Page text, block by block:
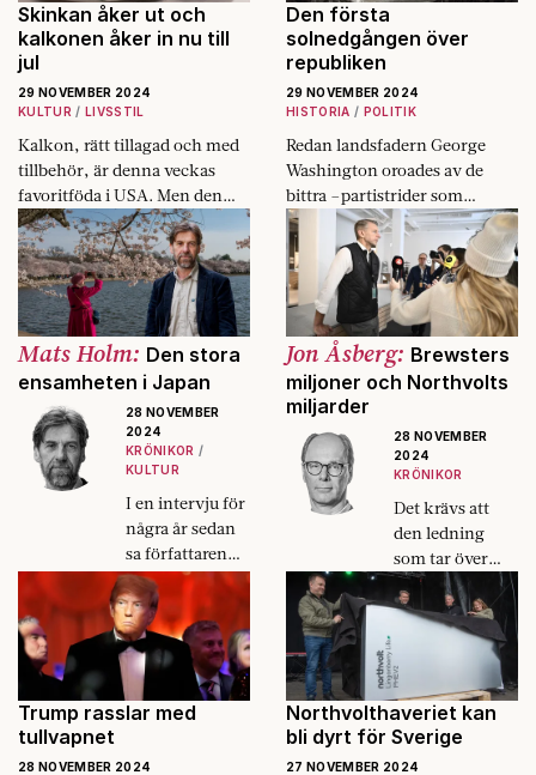
Skinkan åker ut och
kalkonen åker in nu till
jul
29 NOVEMBER 2024
KULTUR
LIVSSTIL
Kalkon, rätt tillagad och med
tillbehör, är denna veckas
favoritföda i USA. Men den
började på julbordet – och bör
hamna där igen.
Den första
solnedgången över
republiken
29 NOVEMBER 2024
HISTORIA
POLITIK
Redan landsfadern George
Washington oroades av de
bittra –partistrider som
hotade att riva sönder USA.
Mats Holm: Den stora
ensamheten i Japan
28 NOVEMBER
2024
KRÖNIKOR
KULTUR
I en intervju för
några år sedan
sa författaren
Yoshimoto att
ensamheten
nog är
universell. Och
att alla upplever
den starkt.
Jon Åsberg: Brewsters
miljoner och Northvolts
miljarder
28 NOVEMBER
2024
KRÖNIKOR
Det krävs att
den ledning
som tar över
efter Peter
Carlsson
hanterar
pengarna mer
varsamt än
företrädaren.
Trump rasslar med
tullvapnet
28 NOVEMBER 2024
Northvolthaveriet kan
bli dyrt för Sverige
27 NOVEMBER 2024